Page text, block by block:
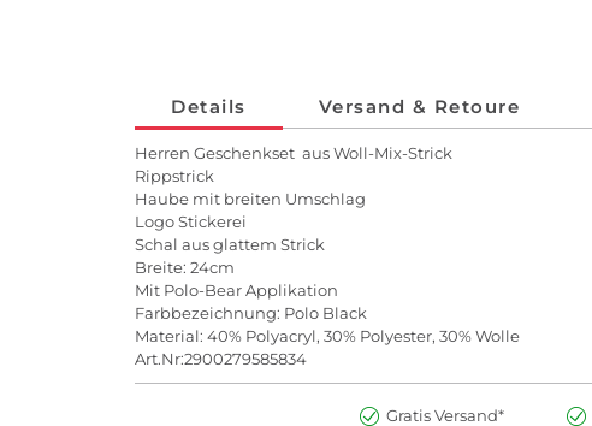
Details Versand & Retoure
Herren Geschenkset aus Woll-Mix-Strick
Rippstrick
Haube mit breiten Umschlag
Logo Stickerei
Schal aus glattem Strick
Breite: 24cm
Mit Polo-Bear Applikation
Farbbezeichnung: Polo Black
Material: 40% Polyacryl, 30% Polyester, 30% Wolle
Art.Nr:2900279585834
Gratis Versand*